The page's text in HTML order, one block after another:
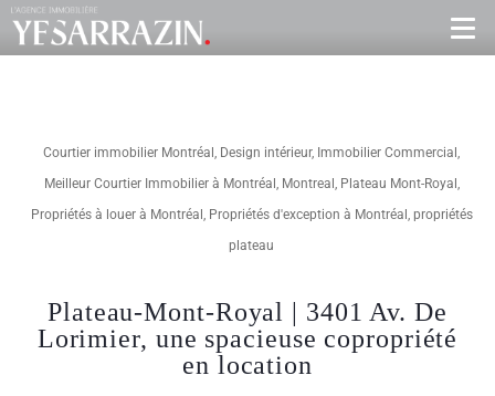
Courtier immobilier Montréal , Design intérieur, Immobilier Commercial ,
Meilleur Courtier Immobilier à Montréal , Montreal , Plateau Mont-Royal ,
Propriétés à louer à Montréal , Propriétés d'exception à Montréal , propriétés
plateau
Plateau-Mont-Royal | 3401 Av. De
Lorimier, une spacieuse copropriété
en location